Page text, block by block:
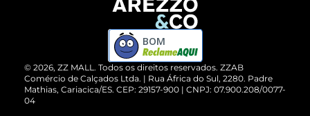
ZZ MALL é confiável
Cartão Presente
Vendas Corporativas
Devolução do Produto
Compre pelo WhatsApp
© 2026, ZZ MALL. Todos os direitos reservados. ZZAB
Comércio de Calçados Ltda. | Rua África do Sul, 2280. Padre
Mathias, Cariacica/ES. CEP: 29157-900 | CNPJ: 07.900.208/0077-
04
BOM